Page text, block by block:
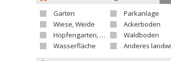
Garten
Parkanlage
Wiese, Weide
Ackerboden
Hopfengarten, Weingarten
Waldboden
Wasserfläche
Anderes landwirtschaftliches Grundstück